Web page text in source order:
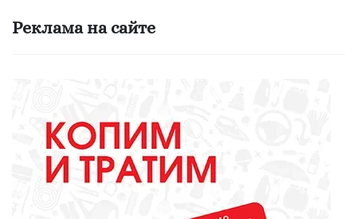
марафоне «Европа – Азия»
библиотекарь? Докажите это
всей стране!
ОБРАЗОВАНИЕ
Сосновоборская школа в финале
Реклама на сайте